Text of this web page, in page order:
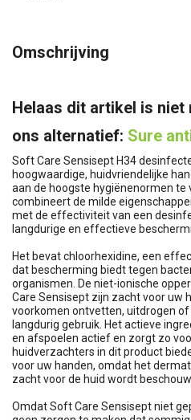
Omschrijving
Helaas dit artikel is niet
ons alternatief: Sure
Soft Care Sensisept H34
hoogwaardige, huidvriendelijke
aan de hoogste hygiënenormen te
combineert de milde
met de effectiviteit van een
langdurige en effectieve
Het bevat chloorhexidine, een
dat bescherming biedt tegen
organismen. De niet-ionische
Care Sensisept zijn zacht voor uw
voorkomen ontvetten, uitdrogen
langdurig gebruik. Het actieve
en afspoelen actief en zorgt zo
huidverzachters in dit product
voor uw handen, omdat het
zacht voor de huid wordt
Omdat Soft Care Sensisept niet